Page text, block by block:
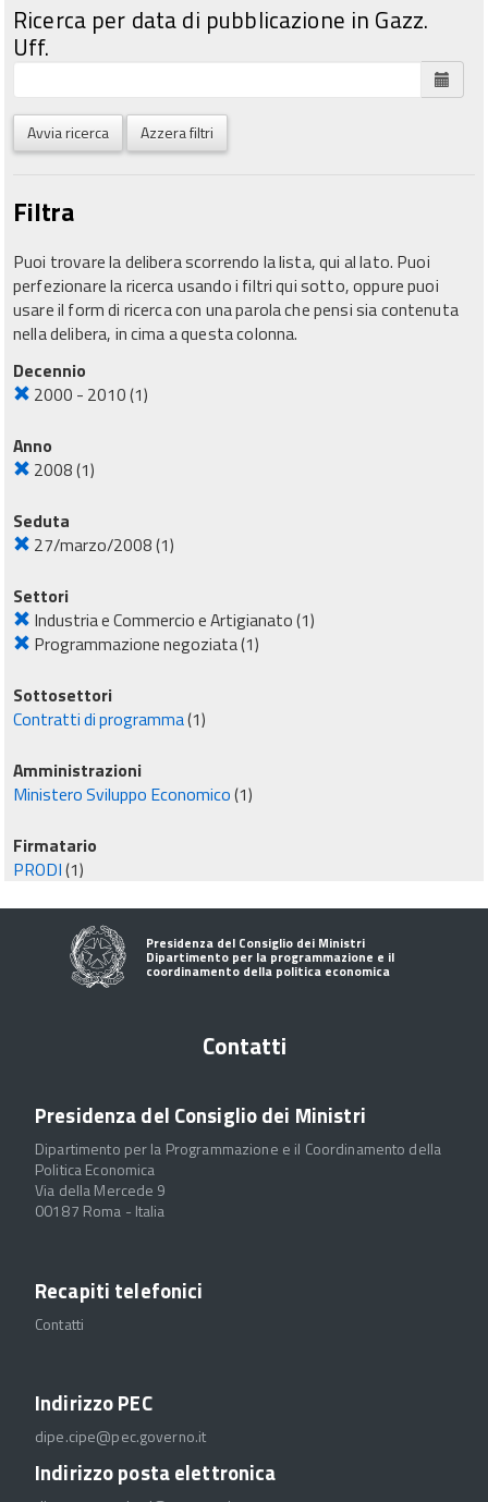
Ricerca per data di pubblicazione in Gazz.
Uff.
Avvia ricerca Azzera filtri
Filtra
Puoi trovare la delibera scorrendo la lista, qui al lato. Puoi
perfezionare la ricerca usando i filtri qui sotto, oppure puoi
usare il form di ricerca con una parola che pensi sia contenuta
nella delibera, in cima a questa colonna.
Decennio
2000 - 2010(1)
Anno
2008(1)
Seduta
27/marzo/2008(1)
Settori
Industria e Commercio e Artigianato(1)
Programmazione negoziata(1)
Sottosettori
Contratti di programma(1)
Amministrazioni
Ministero Sviluppo Economico(1)
Firmatario
PRODI(1)
Presidenza del Consiglio dei Ministri
Dipartimento per la programmazione e il
coordinamento della politica economica
Contatti
Presidenza del Consiglio dei Ministri
Dipartimento per la Programmazione e il Coordinamento della
Politica Economica
Via della Mercede 9
00187 Roma - Italia
Recapiti telefonici
Contatti
Indirizzo PEC
dipe.cipe@pec.governo.it
Indirizzo posta elettronica